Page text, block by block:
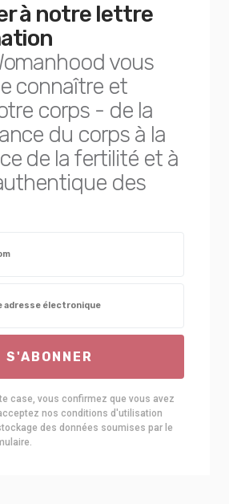
à notre lettre
vous
connaître et
corps - de la
du corps à la
de la fertilité et à
des
S'ABONNER
case, vous confirmez que vous avez
nos conditions d'utilisation
des données soumises par le